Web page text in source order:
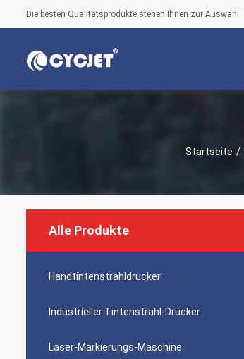
Die besten Qualitätsprodukte stehen Ihnen zur Auswahl
Startseite /
Alle Produkte
Handtintenstrahldrucker
Industrieller Tintenstrahl-Drucker
Laser-Markierungs-Maschine